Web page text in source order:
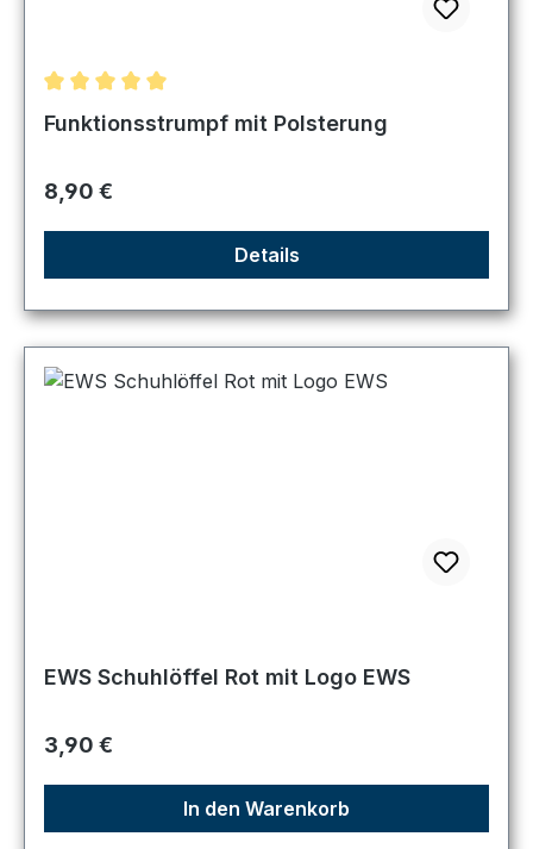
Durchschnittliche Bewertung von 5 von 5 Sternen
Funktionsstrumpf mit Polsterung
Regulärer Preis:
8,90 €
Details
EWS Schuhlöffel Rot mit Logo EWS
Regulärer Preis:
3,90 €
In den Warenkorb